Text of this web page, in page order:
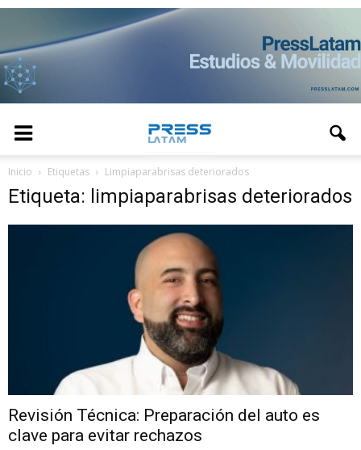
Inicio Etiquetas Limpiaparabrisas deteriorados
Etiqueta: limpiaparabrisas deteriorados
Revisión Técnica: Preparación del auto es
clave para evitar rechazos